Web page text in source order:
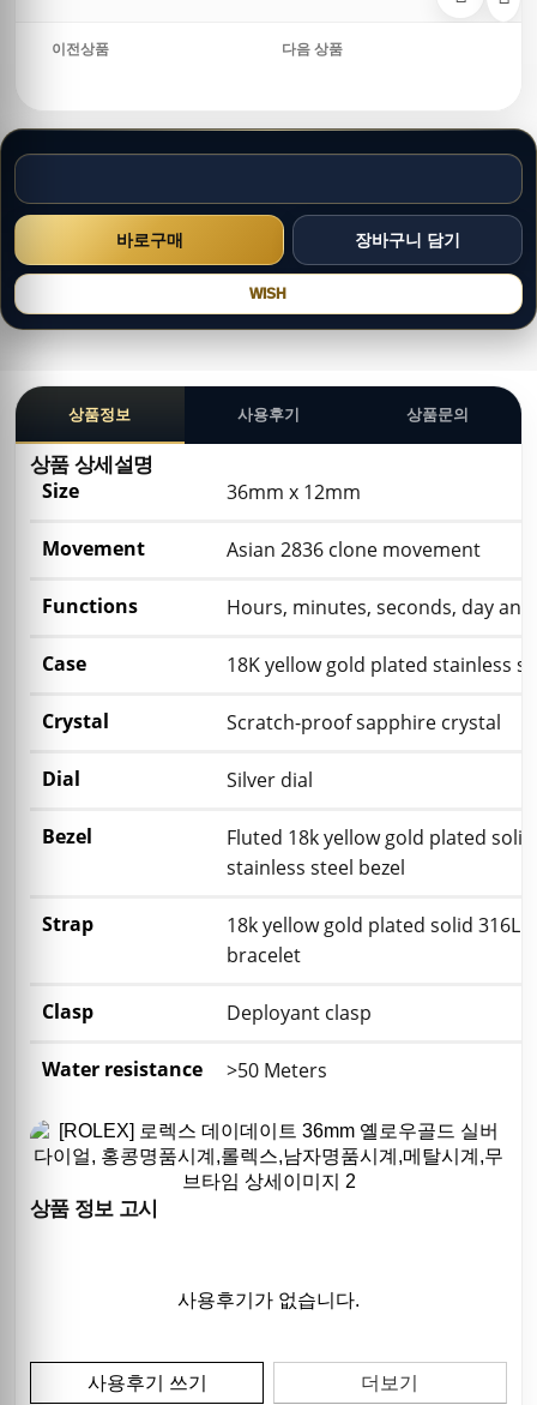
이전상품 다음 상품
WISH
상품정보 사용후기 상품문의
상품 상세설명
Size 36mm x 12mm
Movement Asian 2836 clone movement
Functions Hours, minutes, seconds, day
Case 18K yellow gold plated stainless
Crystal Scratch-proof sapphire crystal
Dial Silver dial
Bezel
Fluted 18k yellow gold plated solid
stainless steel bezel
Strap
18k yellow gold plated solid 316L
bracelet
Clasp Deployant clasp
Water resistance >50 Meters
상품 정보 고시
사용후기가 없습니다.
사용후기 쓰기 더보기